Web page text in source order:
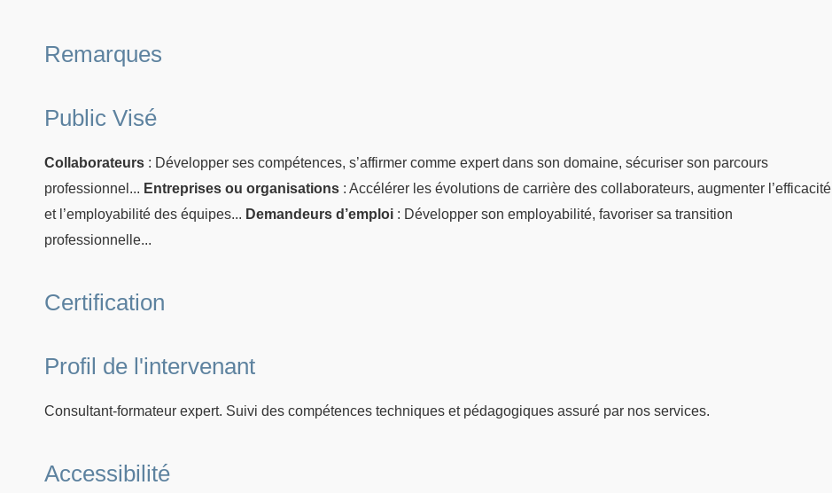
Remarques
Public Visé
Collaborateurs : Développer ses compétences, s’affirmer comme expert dans son domaine, sécuriser son parcours
professionnel... Entreprises ou organisations : Accélérer les évolutions de carrière des collaborateurs, augmenter l’efficacité
et l’employabilité des équipes... Demandeurs d’emploi : Développer son employabilité, favoriser sa transition
professionnelle...
Certification
Profil de l'intervenant
Consultant-formateur expert. Suivi des compétences techniques et pédagogiques assuré par nos services.
Accessibilité